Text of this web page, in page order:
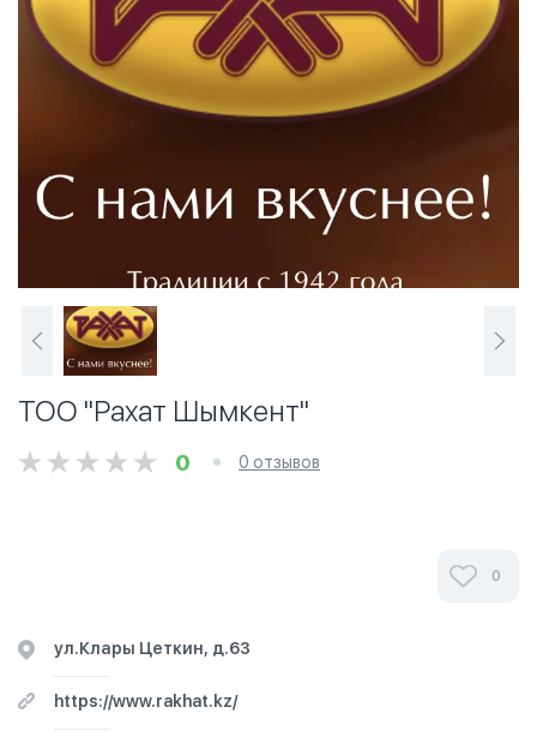
ТОО "Рахат Шымкент"
0 0 отзывов
0
ул.Клары Цеткин, д.63
https://www.rakhat.kz/